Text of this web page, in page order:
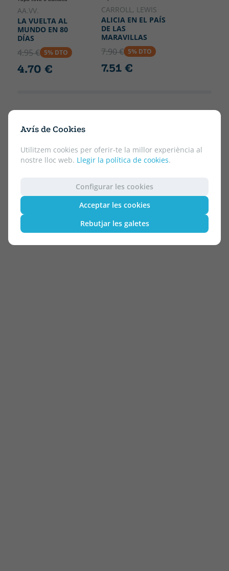
Avís de Cookies
Utilitzem cookies per oferir-te la millor experiència al
nostre lloc web. Llegir la política de cookies.
Configurar les cookies
Acceptar les cookies
Rebutjar les galetes
AA.VV.
LA VUELTA AL
MUNDO EN 80
DÍAS
4.95 € 5% DTO
4.70 €
CARROLL, LEWIS
ALICIA EN EL PAÍS
DE LAS
MARAVILLAS
7.90 € 5% DTO
7.51 €